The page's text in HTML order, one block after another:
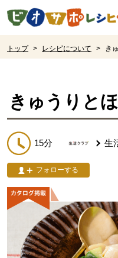
ページの先頭です。
トップ > レシピについて > き
きゅうりと
15分 生
フォローする